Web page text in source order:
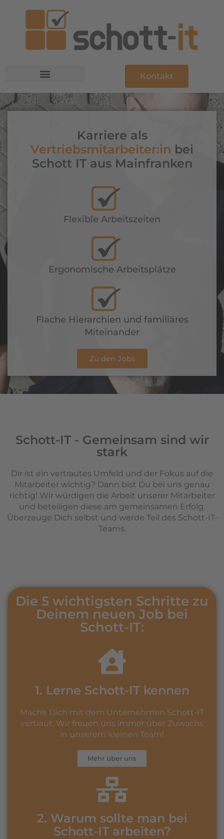
Kontakt
Karriere als
Vertriebsmitarbeiter:in bei
Schott IT aus Mainfranken
Flexible Arbeitszeiten
Ergonomische Arbeitsplätze
Flache Hierarchien und familiäres
Miteinander
Zu den Jobs
Schott-IT - Gemeinsam sind wir
stark
Dir ist ein vertrautes Umfeld und der Fokus auf die
Mitarbeiter wichtig? Dann bist Du bei uns genau
richtig! Wir würdigen die Arbeit unserer Mitarbeiter
und beteiligen diese am gemeinsamen Erfolg.
Überzeuge Dich selbst und werde Teil des Schott-IT-
Teams.
Die 5 wichtigsten Schritte zu
Deinem neuen Job bei
Schott-IT:
1. Lerne Schott-IT kennen
Mache Dich mit dem Unternehmen Schott-IT
vertraut. Wir freuen uns immer über Zuwachs
in unserem kleinen Team!
Mehr über uns
2. Warum sollte man bei
Schott-IT arbeiten?